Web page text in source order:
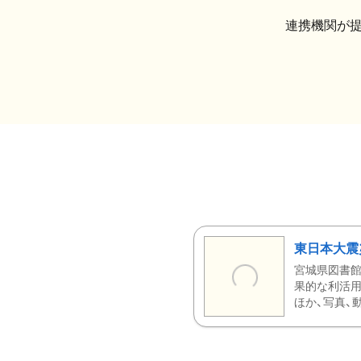
連携機関が
東日本大
宮城県図書
果的な利活
ほか、写真、